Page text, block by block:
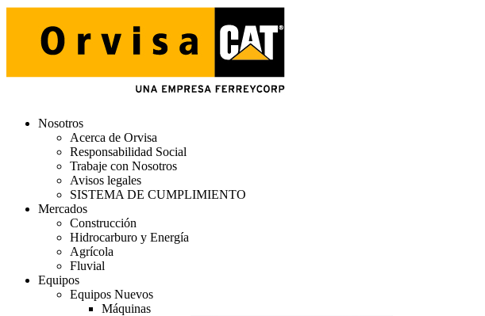
Nosotros
Acerca de Orvisa
Responsabilidad Social
Trabaje con Nosotros
Avisos legales
SISTEMA DE CUMPLIMIENTO
Mercados
Construcción
Hidrocarburo y Energía
Agrícola
Fluvial
Equipos
Equipos Nuevos
Máquinas